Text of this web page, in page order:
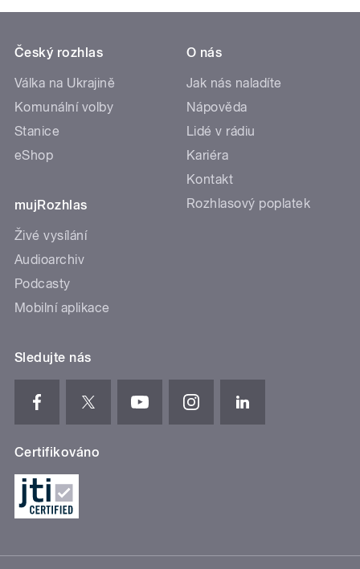
Český rozhlas
Válka na Ukrajině
Komunální volby
Stanice
eShop
mujRozhlas
Živé vysílání
Audioarchiv
Podcasty
Mobilní aplikace
O nás
Jak nás naladíte
Nápověda
Lidé v rádiu
Kariéra
Kontakt
Rozhlasový poplatek
Sledujte nás
Certifikováno